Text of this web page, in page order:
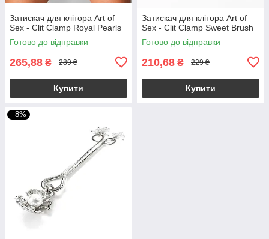
Затискач для клітора Art of
Sex - Clit Clamp Royal Pearls
Готово до відправки
265,88 ₴ 289 ₴
Купити
Затискач для клітора Art of
Sex - Clit Clamp Sweet Brush
Готово до відправки
210,68 ₴ 229 ₴
Купити
–8%